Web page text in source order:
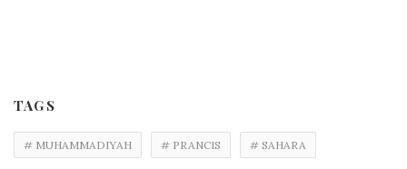
TAGS
# MUHAMMADIYAH # PRANCIS # SAHARA